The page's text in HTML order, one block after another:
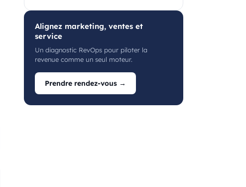
Alignez marketing, ventes et
service
Un diagnostic RevOps pour piloter la
revenue comme un seul moteur.
Prendre rendez-vous →